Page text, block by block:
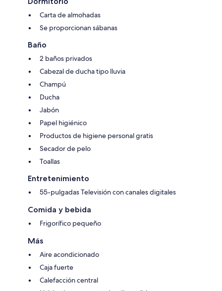
Carta de almohadas
Se proporcionan sábanas
Baño
2 baños privados
Cabezal de ducha tipo lluvia
Champú
Ducha
Jabón
Papel higiénico
Productos de higiene personal gratis
Secador de pelo
Toallas
Entretenimiento
55-pulgadas Televisión con canales digitales
Comida y bebida
Frigorífico pequeño
Más
Aire acondicionado
Caja fuerte
Calefacción central